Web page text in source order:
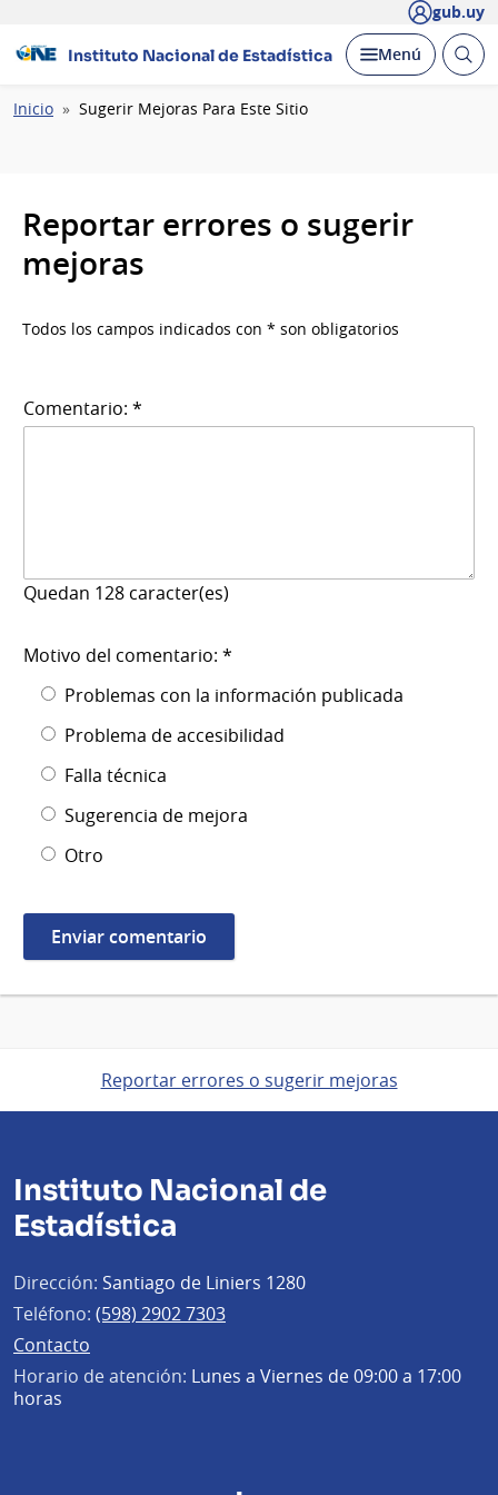
gub.uy
Instituto Nacional de Estadística Desplegar
Menú Abrir
Ruta
Inicio Sugerir Mejoras Para Este Sitio
Reportar errores o sugerir
mejoras
Todos los campos indicados con * son obligatorios
Comentario: *
Quedan 128 caracter(es)
Motivo del comentario: *
Problemas con la información publicada
Problema de accesibilidad
Falla técnica
Sugerencia de mejora
Otro
Reportar errores o sugerir mejoras
Instituto Nacional de
Estadística
Dirección: Santiago de Liniers 1280
Teléfono: (598) 2902 7303
Contacto
Horario de atención: Lunes a Viernes de 09:00 a 17:00
horas